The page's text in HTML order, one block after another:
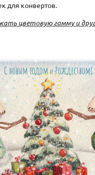
для конвертов.
цветовую гамму и